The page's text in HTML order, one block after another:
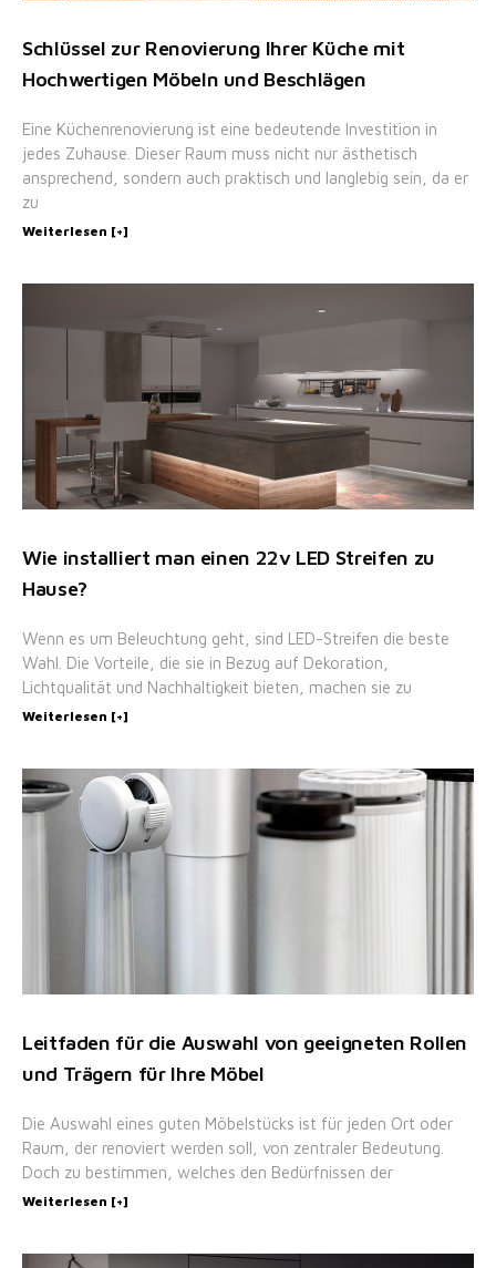
Schlüssel zur Renovierung Ihrer Küche mit
Hochwertigen Möbeln und Beschlägen
Eine Küchenrenovierung ist eine bedeutende Investition in
jedes Zuhause. Dieser Raum muss nicht nur ästhetisch
ansprechend, sondern auch praktisch und langlebig sein, da er
zu
Weiterlesen [+]
Wie installiert man einen 22v LED Streifen zu
Hause?
Wenn es um Beleuchtung geht, sind LED-Streifen die beste
Wahl. Die Vorteile, die sie in Bezug auf Dekoration,
Lichtqualität und Nachhaltigkeit bieten, machen sie zu
Weiterlesen [+]
Leitfaden für die Auswahl von geeigneten Rollen
und Trägern für Ihre Möbel
Die Auswahl eines guten Möbelstücks ist für jeden Ort oder
Raum, der renoviert werden soll, von zentraler Bedeutung.
Doch zu bestimmen, welches den Bedürfnissen der
Weiterlesen [+]